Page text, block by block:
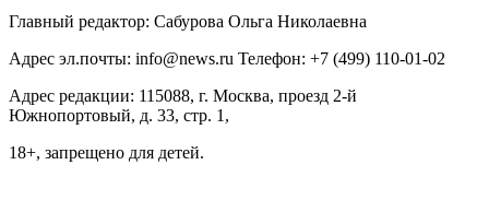
Главный редактор: Сабурова Ольга Николаевна
Адрес эл.почты: info@news.ru Телефон: +7 (499) 110-01-02
Адрес редакции: 115088, г. Москва, проезд 2-й
Южнопортовый, д. 33, стр. 1,
18+, запрещено для детей.